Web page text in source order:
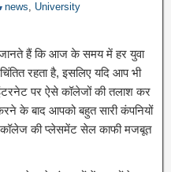
news, University
हैं कि आज के समय में हर युवा
रहता है, इसलिए यदि आप भी
पर ऐसे कॉलेजों की तलाश कर
के बाद आपको बहुत सारी कंपनियों
की प्लेसमेंट सेल काफी मजबूत